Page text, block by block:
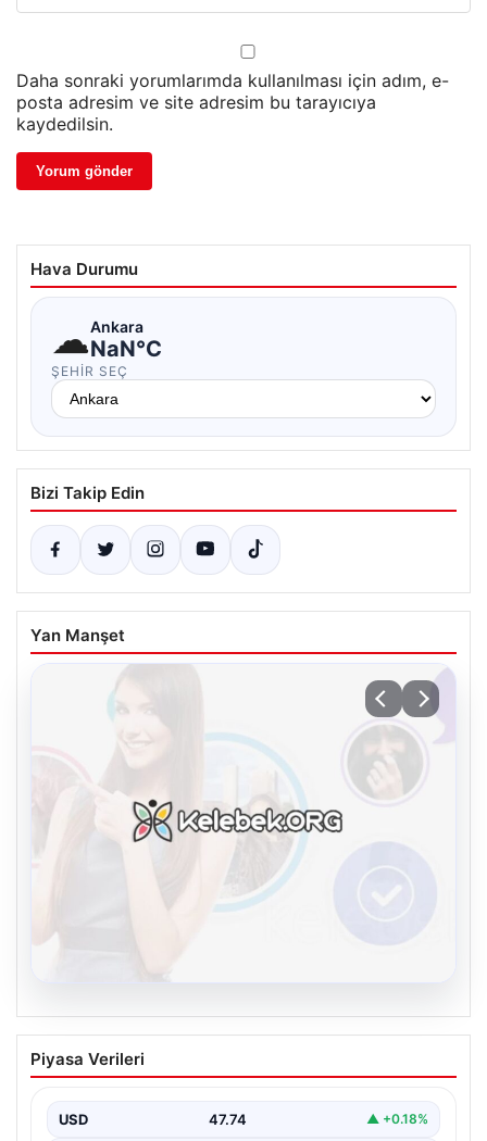
Daha sonraki yorumlarımda kullanılması için adım, e-
posta adresim ve site adresim bu tarayıcıya
kaydedilsin.
Hava Durumu
☁Ankara
NaN°C
ŞEHIR SEÇ
Bizi Takip Edin
Yan Manşet
Kelebek chat adresi İle Dijital İletişimin
Seviyeli Adresi Ve Muhabbet Deneyimi
kurması ciddi bir hassasiyet barındırmaktadır. Halen
çeşitli…
Piyasa Verileri
USD 47.74 ▲ +0.18%